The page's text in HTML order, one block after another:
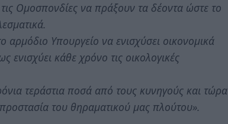
Ομοσπονδίες να πράξουν τα δέοντα ώστε το
Υπουργείο να ενισχύσει οικονομικά
κάθε χρόνο τις οικολογικές
τεράστια ποσά από τους κυνηγούς και τώρα
του θηραματικού μας πλούτου».